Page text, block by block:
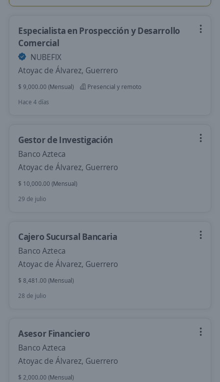
Especialista en Prospección y Desarrollo
Comercial
NUBEFIX
Atoyac de Álvarez, Guerrero
$ 9,000.00 (Mensual)
Presencial y remoto
Hace 4 días
Gestor de Investigación
Banco Azteca
Atoyac de Álvarez, Guerrero
$ 10,000.00 (Mensual)
29 de julio
Cajero Sucursal Bancaria
Banco Azteca
Atoyac de Álvarez, Guerrero
$ 8,481.00 (Mensual)
28 de julio
Asesor Financiero
Banco Azteca
Atoyac de Álvarez, Guerrero
$ 2,000.00 (Mensual)